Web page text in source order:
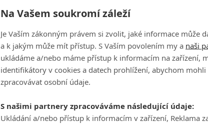
Na Vašem soukromí záleží
Je Vaším zákonným právem si zvolit, jaké informace může
a k jakým může mít přístup. S Vaším povolením my a naši
ukládáme a/nebo máme přístup k informacím na zařízení,
identifikátory v cookies a datech prohlížení, abychom
zpracovávat osobní údaje.
S našimi partnery zpracováváme následující údaje:
Ukládání a/nebo přístup k informacím v zařízení, Reklama